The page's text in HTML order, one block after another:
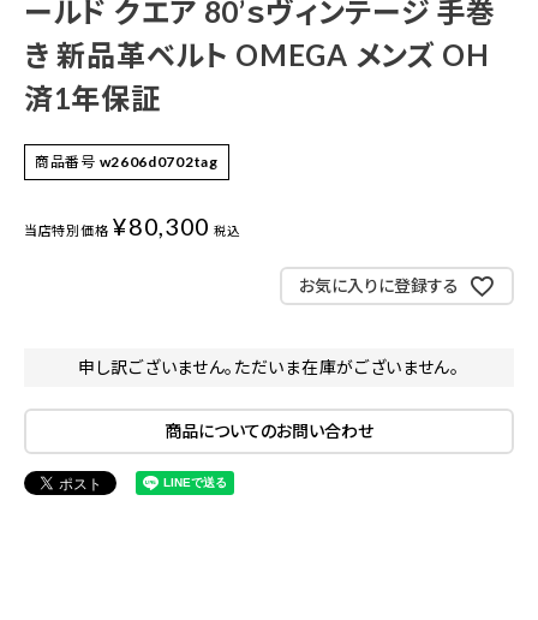
ールド クエア 80’ｓヴィンテージ 手巻
き 新品革ベルト OMEGA メンズ OH
済1年保証
商品番号 w2606d0702tag
当店特別価格 ¥80,300 税込
お気に入りに登録する
申し訳ございません。ただいま在庫がございません。
商品についてのお問い合わせ